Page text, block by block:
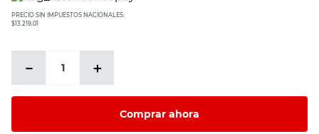
PRECIO SIN IMPUESTOS NACIONALES:
$13.219,01
＋
－
Comprar ahora